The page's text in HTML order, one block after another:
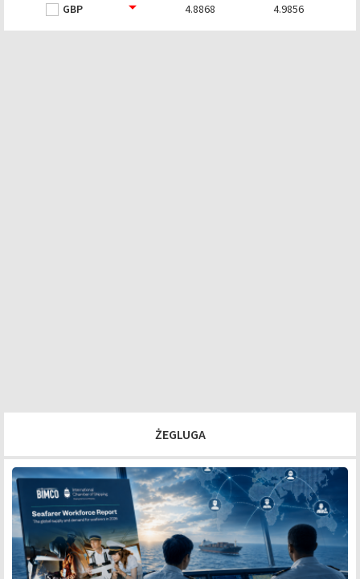
GBP
4.8868 4.9856
ŻEGLUGA